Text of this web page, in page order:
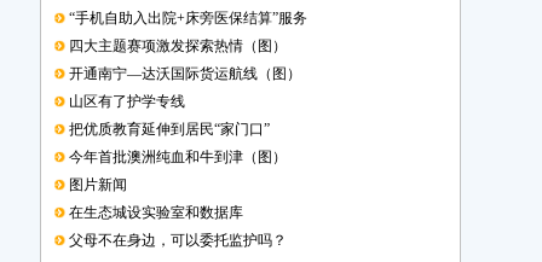
“手机自助入出院+床旁医保结算”服务
四大主题赛项激发探索热情（图）
开通南宁—达沃国际货运航线（图）
山区有了护学专线
把优质教育延伸到居民“家门口”
今年首批澳洲纯血和牛到津（图）
图片新闻
在生态城设实验室和数据库
父母不在身边，可以委托监护吗？